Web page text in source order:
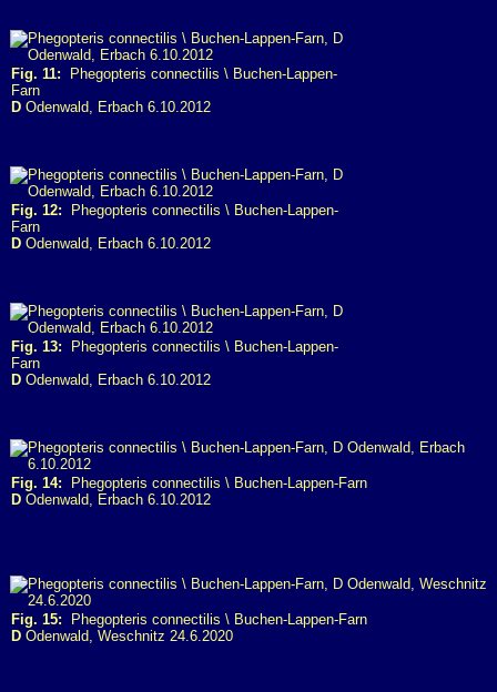
Fig. 11: Phegopteris connectilis \ Buchen-Lappen-
Farn
D Odenwald, Erbach 6.10.2012
Fig. 12: Phegopteris connectilis \ Buchen-Lappen-
Farn
D Odenwald, Erbach 6.10.2012
Fig. 13: Phegopteris connectilis \ Buchen-Lappen-
Farn
D Odenwald, Erbach 6.10.2012
Fig. 14: Phegopteris connectilis \ Buchen-Lappen-Farn
D Odenwald, Erbach 6.10.2012
Fig. 15: Phegopteris connectilis \ Buchen-Lappen-Farn
D Odenwald, Weschnitz 24.6.2020